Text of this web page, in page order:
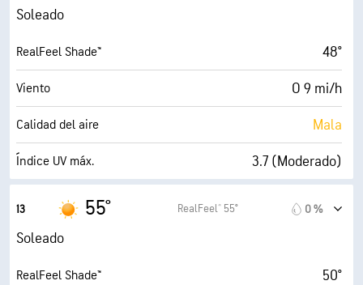
Humedad
Punto de rocío 40° F
AccuLumen Brightness Index™ 10 (Muy luminoso)
Nubosidad 0 %
Visibilidad 10 mi
Soleado
RealFeel Shade™ 48°
Viento O 9 mi/h
Calidad del aire Mala
Índice UV máx. 3.7 (Moderado)
Humedad
Punto de rocío 41° F
13 55° RealFeel® 55° 0 %
Soleado
RealFeel Shade™ 50°